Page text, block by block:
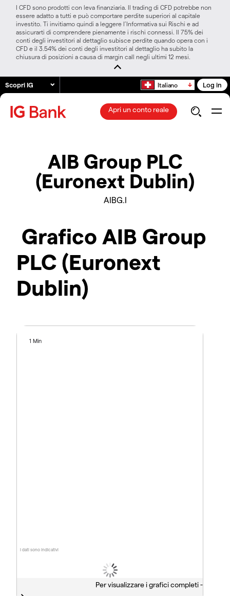
I CFD sono prodotti con leva finanziaria. Il trading di CFD potrebbe non
essere adatto a tutti e può comportare perdite superiori al capitale
investito. Ti invitiamo quindi a leggere l’Informativa sui Rischi e ad
assicurarti di comprendere pienamente i rischi connessi. Il 75% dei
conti degli investitori al dettaglio subisce perdite quando opera con i
CFD e il 3.54% dei conti degli investitori al dettaglio ha subito la
chiusura di posizioni a causa di margin call negli ultimi 12 mesi.
Scopri IG Italiano Log in
Apri un conto reale
AIB Group PLC
(Euronext Dublin)
AIBG.I
Grafico AIB Group
PLC (Euronext
Dublin)
I dati sono indicativi
1 Min
Per visualizzare i grafici completi -